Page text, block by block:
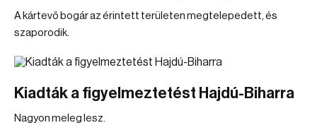
A kártevő bogár az érintett területen megtelepedett, és
szaporodik.
Kiadták a figyelmeztetést Hajdú-Biharra
Nagyon meleg lesz.